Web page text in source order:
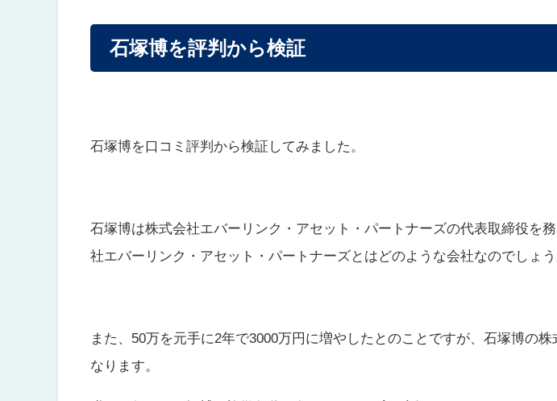
石塚博を評判から検証
石塚博を口コミ評判から検証してみました。
石塚博は株式会社エバーリンク・アセット・パートナーズの代表取締役を
社エバーリンク・アセット・パートナーズとはどのような会社なのでしょう
また、50万を元手に2年で3000万円に増やしたとのことですが、石塚博の
なります。